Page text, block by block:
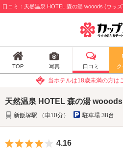
口コミ：天然温泉 HOTEL 森の湯 wooods (ウッ
TOP 写真 口コミ
当ホテルは18歳未満の方は
天然温泉 HOTEL 森の湯
新飯塚駅 （車10分） 駐車場:38台
5つ星のうち4
4.16